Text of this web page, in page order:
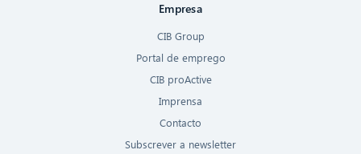
Empresa
CIB Group
Portal de emprego
CIB proActive
Imprensa
Contacto
Subscrever a newsletter